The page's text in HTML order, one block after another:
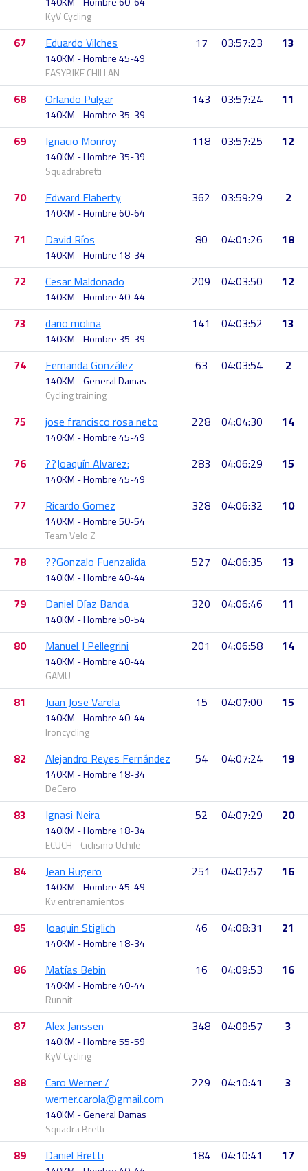
KyV Cycling
67 Eduardo Vilches
140KM - Hombre 45-49
EASYBIKE CHILLAN
17 03:57:23 13
68 Orlando Pulgar
140KM - Hombre 35-39
143 03:57:24 11
69 Ignacio Monroy
140KM - Hombre 35-39
Squadrabretti
118 03:57:25 12
70 Edward Flaherty
140KM - Hombre 60-64
362 03:59:29 2
71 David Ríos
140KM - Hombre 18-34
80 04:01:26 18
72 Cesar Maldonado
140KM - Hombre 40-44
209 04:03:50 12
73 dario molina
140KM - Hombre 35-39
141 04:03:52 13
74 Fernanda González
140KM - General Damas
Cycling training
63 04:03:54 2
75 jose francisco rosa neto
140KM - Hombre 45-49
228 04:04:30 14
76 ??Joaquín Alvarez:
140KM - Hombre 45-49
283 04:06:29 15
77 Ricardo Gomez
140KM - Hombre 50-54
Team Velo Z
328 04:06:32 10
78 ??Gonzalo Fuenzalida
140KM - Hombre 40-44
527 04:06:35 13
79 Daniel Díaz Banda
140KM - Hombre 50-54
320 04:06:46 11
80 Manuel J Pellegrini
140KM - Hombre 40-44
GAMU
201 04:06:58 14
81 Juan Jose Varela
140KM - Hombre 40-44
Ironcycling
15 04:07:00 15
82 Alejandro Reyes Fernández
140KM - Hombre 18-34
DeCero
54 04:07:24 19
83 Ignasi Neira
140KM - Hombre 18-34
ECUCH - Ciclismo Uchile
52 04:07:29 20
84 Jean Rugero
140KM - Hombre 45-49
Kv entrenamientos
251 04:07:57 16
85 Joaquin Stiglich
140KM - Hombre 18-34
46 04:08:31 21
86 Matías Bebin
140KM - Hombre 40-44
Runnit
16 04:09:53 16
87 Alex Janssen
140KM - Hombre 55-59
KyV Cycling
348 04:09:57 3
88
Caro Werner /
werner.carola@gmail.com
140KM - General Damas
Squadra Bretti
229 04:10:41 3
89 Daniel Bretti 184 04:10:41 17